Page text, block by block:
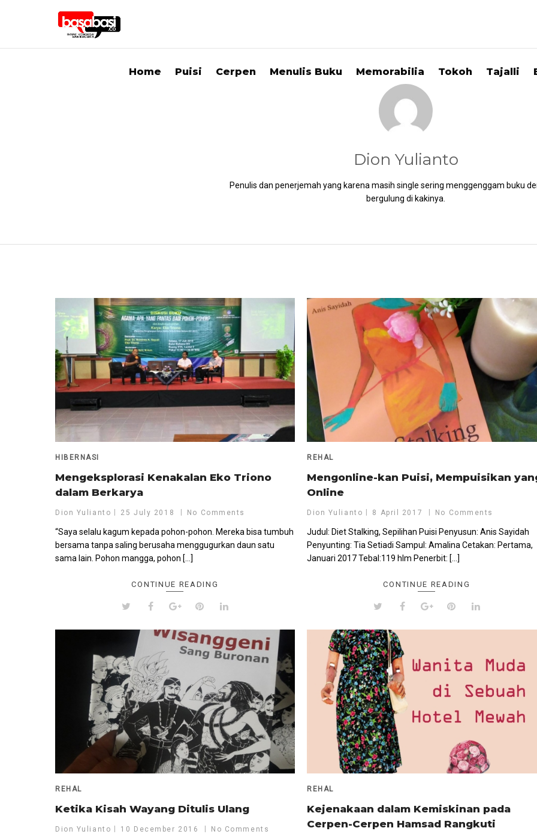
Home Puisi Cerpen Menulis Buku Memorabilia Tokoh Tajalli
Dion Yulianto
Penulis dan penerjemah yang karena masih single sering menggenggam buku
bergulung di kakinya.
HIBERNASI
Mengeksplorasi Kenakalan Eko Triono
dalam Berkarya
Dion Yulianto 25 July 2018 No Comments
“Saya selalu kagum kepada pohon-pohon. Mereka bisa tumbuh
bersama tanpa saling berusaha menggugurkan daun satu
sama lain. Pohon mangga, pohon […]
CONTINUE READING
REHAL
Mengonline-kan Puisi, Mempuisikan
Online
Dion Yulianto 8 April 2017 No Comments
Judul: Diet Stalking, Sepilihan Puisi Penyusun: Anis Sayidah
Penyunting: Tia Setiadi Sampul: Amalina Cetakan: Pertama,
Januari 2017 Tebal:119 hlm Penerbit: […]
CONTINUE READING
REHAL
Ketika Kisah Wayang Ditulis Ulang
Dion Yulianto 10 December 2016 No Comments
REHAL
Kejenakaan dalam Kemiskinan pada
Cerpen-Cerpen Hamsad Rangkuti